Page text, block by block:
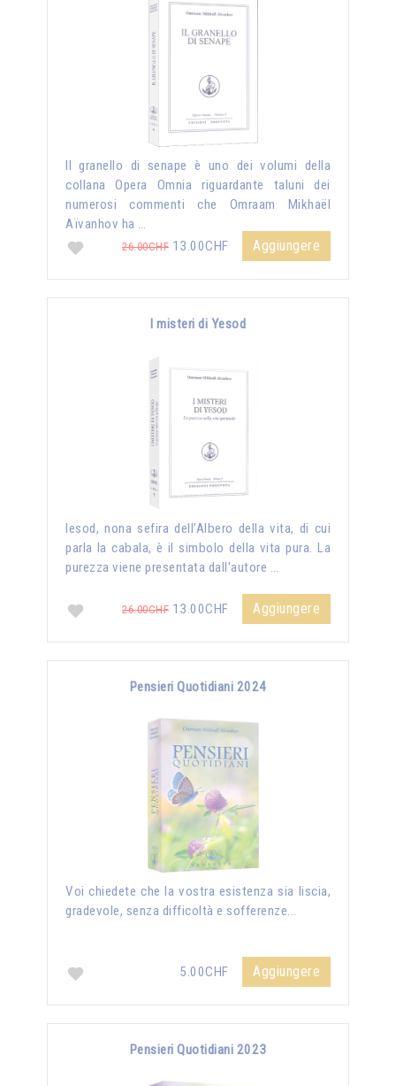
Il granello di senape è uno dei volumi della
collana Opera Omnia riguardante taluni dei
numerosi commenti che Omraam Mikhaël
Aïvanhov ha …
26.00CHF 13.00CHF Aggiungere
I misteri di Yesod
Iesod, nona sefira dell’Albero della vita, di cui
parla la cabala, è il simbolo della vita pura. La
purezza viene presentata dall'autore …
26.00CHF 13.00CHF Aggiungere
Pensieri Quotidiani 2024
Voi chiedete che la vostra esistenza sia liscia,
gradevole, senza difficoltà e sofferenze...
5.00CHF Aggiungere
Pensieri Quotidiani 2023